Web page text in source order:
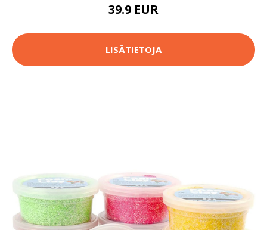
39.9 EUR
LISÄTIETOJA